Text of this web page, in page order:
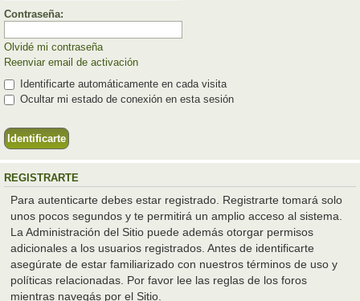
Contraseña:
Olvidé mi contraseña
Reenviar email de activación
Identificarte automáticamente en cada visita
Ocultar mi estado de conexión en esta sesión
REGISTRARTE
Para autenticarte debes estar registrado. Registrarte tomará solo
unos pocos segundos y te permitirá un amplio acceso al sistema.
La Administración del Sitio puede además otorgar permisos
adicionales a los usuarios registrados. Antes de identificarte
asegúrate de estar familiarizado con nuestros términos de uso y
políticas relacionadas. Por favor lee las reglas de los foros
mientras navegás por el Sitio.